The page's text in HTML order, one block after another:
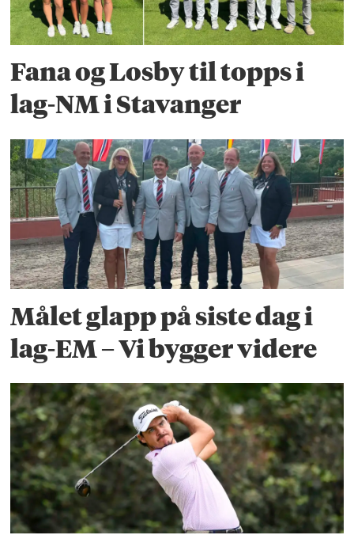
Fana og Losby til topps i
lag-NM i Stavanger
Målet glapp på siste dag i
lag-EM – Vi bygger videre